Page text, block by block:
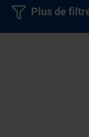
Plus de